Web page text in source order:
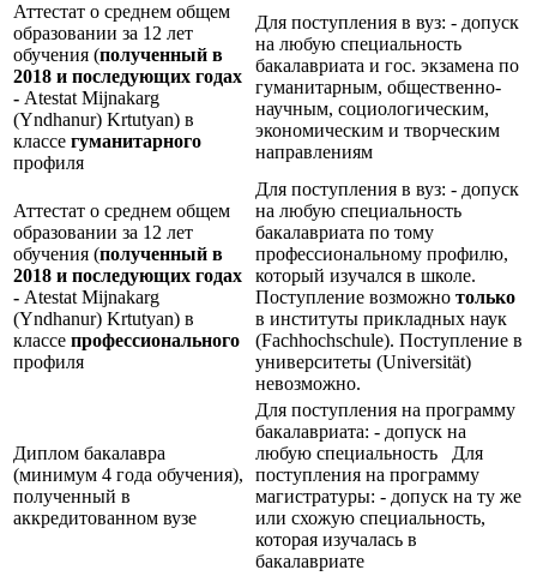
Аттестат о среднем общем
образовании за 12 лет
обучения (полученный в
2018 и последующих годах
- Atestat Mijnakarg
(Yndhanur) Krtutyan) в
классе гуманитарного
профиля
Для поступления в вуз: - допуск
на любую специальность
бакалавриата и гос. экзамена по
гуманитарным, общественно-
научным, социологическим,
экономическим и творческим
направлениям
Аттестат о среднем общем
образовании за 12 лет
обучения (полученный в
2018 и последующих годах
- Atestat Mijnakarg
(Yndhanur) Krtutyan) в
классе профессионального
профиля
Для поступления в вуз: - допуск
на любую специальность
бакалавриата по тому
профессиональному профилю,
который изучался в школе.
Поступление возможно только
в институты прикладных наук
(Fachhochschule). Поступление в
университеты (Universität)
невозможно.
Диплом бакалавра
(минимум 4 года обучения),
полученный в
аккредитованном вузе
Для поступления на программу
бакалавриата: - допуск на
любую специальность Для
поступления на программу
магистратуры: - допуск на ту же
или схожую специальность,
которая изучалась в
бакалавриате